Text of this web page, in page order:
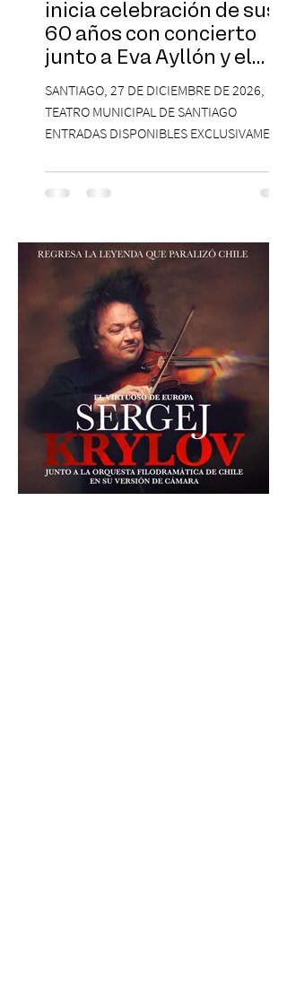
inicia celebración de sus
60 años con concierto
junto a Eva Ayllón y el
Cuarteto Austral en el
Teatro Municipal de
Santiago
SANTIAGO, 27 DE DICIEMBRE DE 2026,
TEATRO MUNICIPAL DE SANTIAGO
ENTRADAS DISPONIBLES EXCLUSIVAMENTE
agrupación ícono de la Nueva Canción
Chilena conmemorará su legado de 60
19:00 horas, en el Teatro Municipal de
Santiago. La celebración reunirá a la
máxima exponente de la música popular
peruana, Eva Ayllón, al Cuarteto Austral y
un repertorio que recorrerá seis décadas
de obras que transformaron l